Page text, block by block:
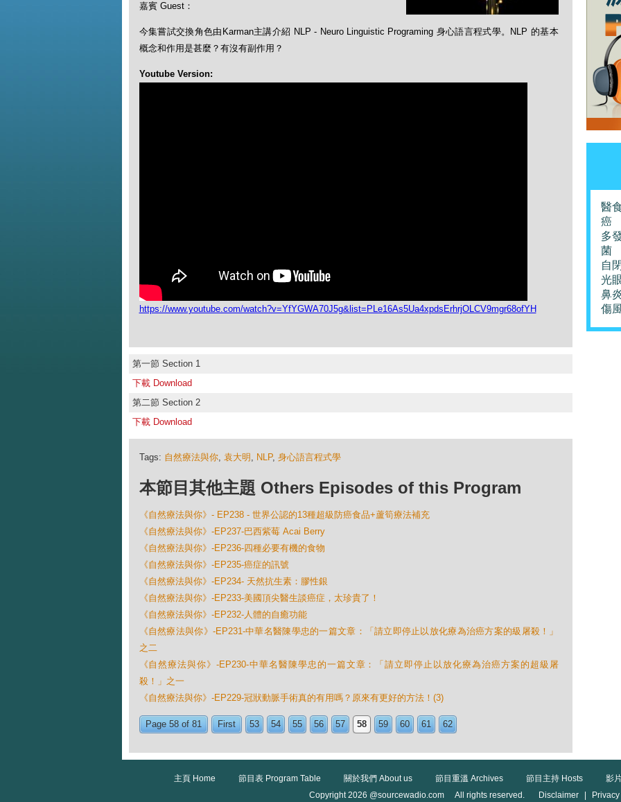
嘉賓 Guest：
今集嘗試交換角色由Karman主講介紹 NLP - Neuro Linguistic Programing 身心語言程式學。NLP 的基本
概念和作用是甚麼？有沒有副作用？
Youtube Version:
https://www.youtube.com/watch?v=YfYGWA70J5g&list=PLe16As5Ua4xpdsErhrjOLCV9mgr68ofYH
第一節 Section 1
下載 Download
第二節 Section 2
下載 Download
Tags: 自然療法與你, 袁大明 , NLP, 身心語言程式學
本節目其他主題 Others Episodes of this Program
《自然療法與你》- EP238 - 世界公認的13種超級防癌食品+蘆筍療法補充
《自然療法與你》-EP237-巴西紫莓 Acai Berry
《自然療法與你》-EP236-四種必要有機的食物
《自然療法與你》-EP235-癌症的訊號
《自然療法與你》-EP234- 天然抗生素：膠性銀
《自然療法與你》-EP233-美國頂尖醫​​生談癌症，太珍貴了！
《自然療法與你》-EP232-人體的自癒功能
《自然療法與你》-EP231-中華名醫陳學忠的一篇文章：「請立即停止以放化療為治癌方案的級屠殺！」
之二
《自然療法與你》-EP230-中華名醫陳學忠的一篇文章：「請立即停止以放化療為治癌方案的超級屠
殺！」之一
《自然療法與你》-EP229-冠狀動脈手術真的有用嗎？原來有更好的方法！(3)
Page 58 of 81 First 53 54 55 56 57 58 59 60 61 62
醫
癌
多
菌
自
光
鼻
傷
主頁 Home 節目表 Program Table 關於我們 About us 節目重溫 Archives 節目主持 Hosts
影
Copyright 2026 @sourcewadio.com All rights reserved.
Disclaimer Privacy